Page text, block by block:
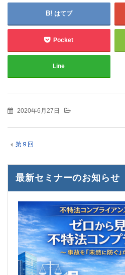
はてブ
Pocket
Line
2020年6月27日
第９回
最新セミナーのお知らせ